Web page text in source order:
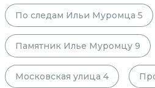
По следам Ильи Муромца 5
Памятник Илье Муромцу 9
Московская улица 4